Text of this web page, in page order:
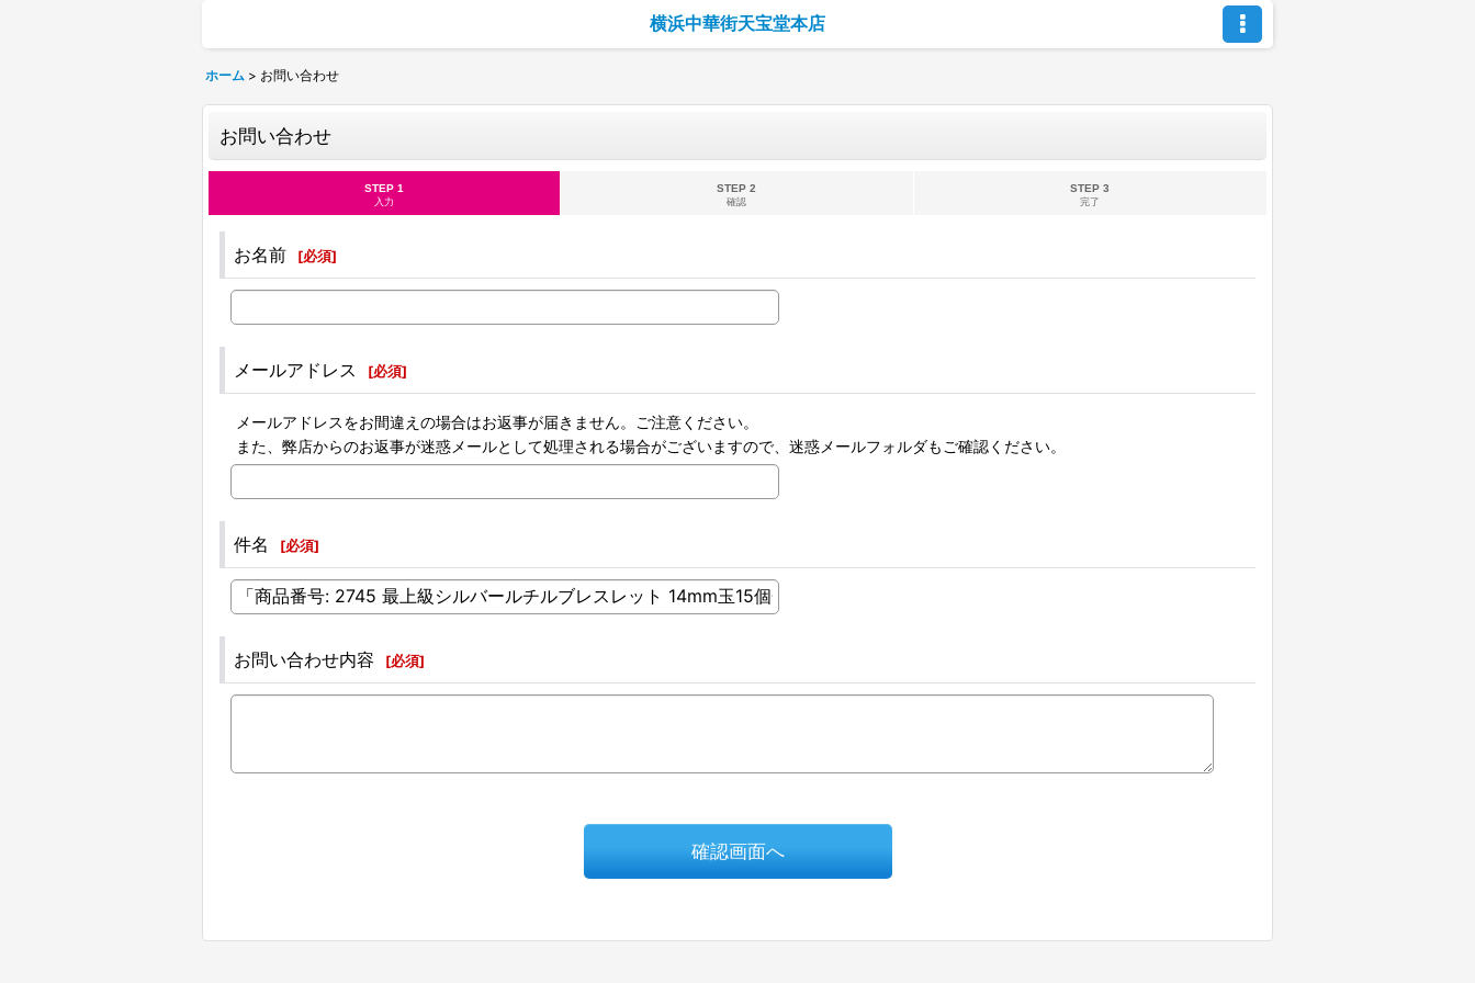
横浜中華街天宝堂本店
ホーム > お問い合わせ
お問い合わせ
STEP 1
入力
STEP 2
確認
STEP 3
完了
お名前 [必須]
メールアドレス [必須]
メールアドレスをお間違えの場合はお返事が届きません。ご注意ください。
また、弊店からのお返事が迷惑メールとして処理される場合がございますので、迷惑メールフォルダもご確認ください。
件名 [必須]
お問い合わせ内容 [必須]
確認画面へ